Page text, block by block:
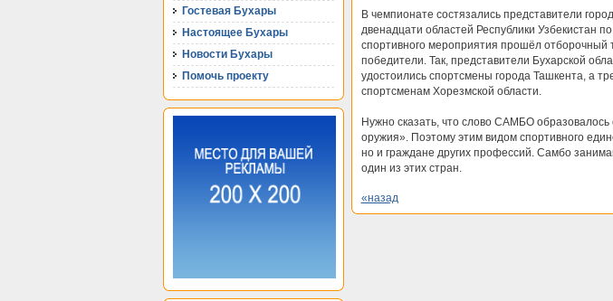
Гостевая Бухары
Настоящее Бухары
Новости Бухары
Помочь проекту
В чемпионате состязались представители
двенадцати областей Республики Узбекистан
спортивного мероприятия прошёл отборочный
победители. Так, представители Бухарской
удостоились спортсмены города Ташкента, а
спортсменам Хорезмской области.
Нужно сказать, что слово САМБО
оружия». Поэтому этим видом спортивного
но и граждане других профессий. Самбо
один из этих стран.
«назад